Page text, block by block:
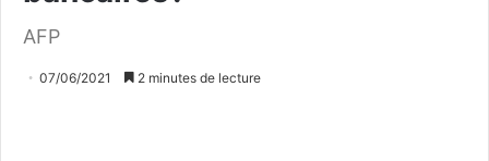
AFP
07/06/2021 2 minutes de lecture